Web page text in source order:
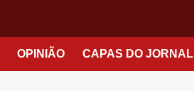
OPINIÃO CAPAS DO JORNAL